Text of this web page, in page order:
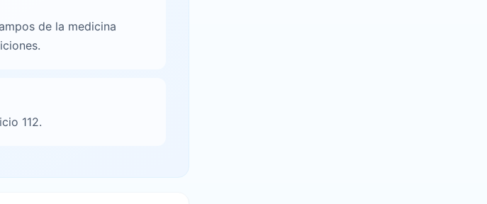
de la medicina
112.